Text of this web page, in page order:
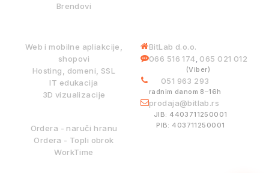
Brendovi
Web i mobilne apliakcije,
shopovi
Hosting, domeni, SSL
IT edukacija
3D vizualizacije
Ordera - naruči hranu
Ordera - Topli obrok
WorkTime
BitLab d.o.o.
066 516 174, 065 021 012
(Viber)
051 963 293
radnim danom 8–16h
prodaja@bitlab.rs
JIB: 4403711250001
PIB: 403711250001